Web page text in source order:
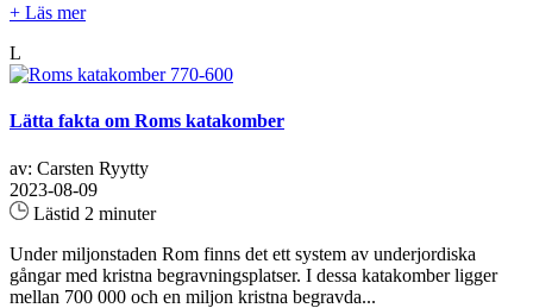
+ Läs mer
L
Lätta fakta om Roms katakomber
av: Carsten Ryytty
2023-08-09
Lästid 2 minuter
Under miljonstaden Rom finns det ett system av underjordiska
gångar med kristna begravningsplatser. I dessa katakomber ligger
mellan 700 000 och en miljon kristna begravda...